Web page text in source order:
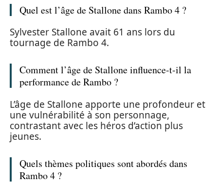
Quel est l’âge de Stallone dans Rambo 4 ?
Sylvester Stallone avait 61 ans lors du
tournage de Rambo 4.
Comment l’âge de Stallone influence-t-il la
performance de Rambo ?
L’âge de Stallone apporte une profondeur et
une vulnérabilité à son personnage,
contrastant avec les héros d’action plus
jeunes.
Quels thèmes politiques sont abordés dans
Rambo 4 ?